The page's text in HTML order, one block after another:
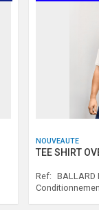
NOUVEAUTE
TEE SHIRT
Ref:
BALLARD